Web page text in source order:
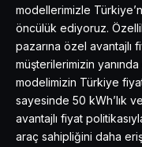
modellerimizle
öncülük ediyoruz.
pazarına özel avantajlı
müşterilerimizin
modelimizin Türkiye
sayesinde 50 kWh’lık
avantajlı fiyat
araç sahipliğini daha